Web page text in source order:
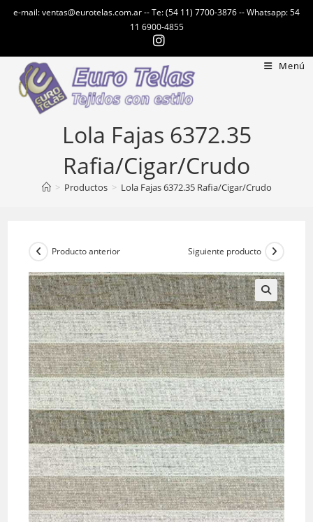
e-mail: ventas@eurotelas.com.ar -- Te: (54 11) 7700-3876 -- Whatsapp: 54
11 6900-4855
Menú
Lola Fajas 6372.35
Rafia/Cigar/Crudo
> Productos > Lola Fajas 6372.35 Rafia/Cigar/Crudo
Producto anterior Siguiente producto